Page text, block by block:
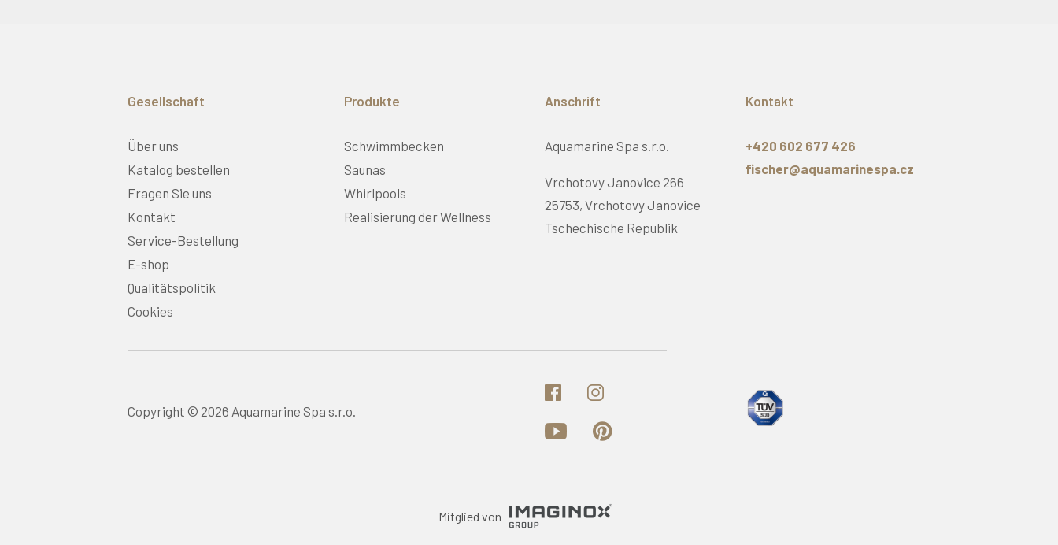
Gesellschaft
Über uns
Katalog bestellen
Fragen Sie uns
Kontakt
Service-Bestellung
E-shop
Qualitätspolitik
Cookies
Produkte
Schwimmbecken
Saunas
Whirlpools
Realisierung der Wellness
Anschrift
Aquamarine Spa s.r.o.
Vrchotovy Janovice 266
25753, Vrchotovy Janovice
Tschechische Republik
Kontakt
+420 602 677 426
fischer@aquamarinespa.cz
Copyright © 2026 Aquamarine Spa s.r.o.
Mitglied von